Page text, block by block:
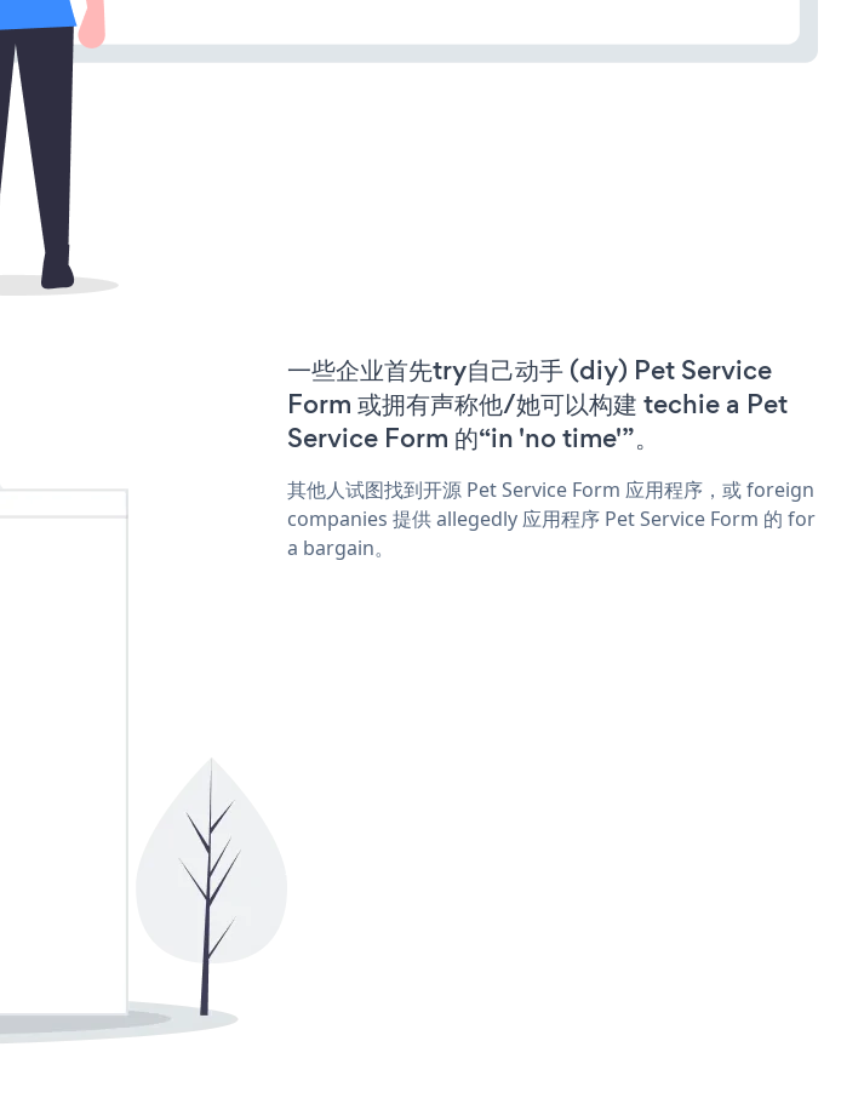
一些企业首先try自己动手 (diy) Pet Service
Form 或拥有声称他/她可以构建 techie a Pet
Service Form 的“in 'no time'”。
其他人试图找到开源 Pet Service Form 应用程序，或 foreign
companies 提供 allegedly 应用程序 Pet Service Form 的 for
a bargain。